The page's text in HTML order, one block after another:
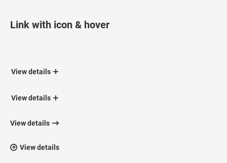
Link with icon & hover
View details
View details
View details
View details